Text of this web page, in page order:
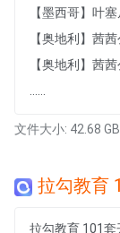
【墨西哥】叶
【奥地利】茜
【奥地利】茜
文件大小: 42.68 GB
拉勾教育
拉勾教育 101套